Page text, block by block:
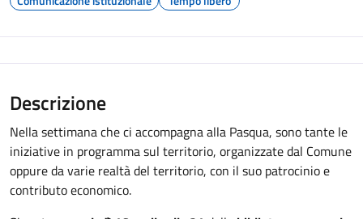
Descrizione
Nella settimana che ci accompagna alla Pasqua, sono tante le
iniziative in programma sul territorio, organizzate dal Comune
oppure da varie realtà del territorio, con il suo patrocinio e
contributo economico.